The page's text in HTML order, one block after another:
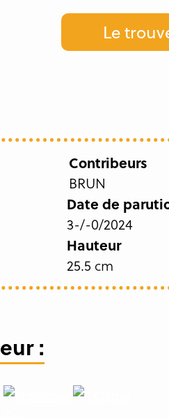
Le
Contribeurs
BRUN
Date de
3-/-0/2024
Hauteur
25.5 cm
: